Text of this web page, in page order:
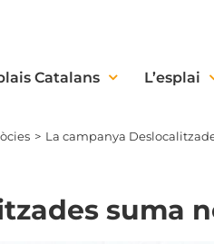
Catalans L’esplai
La campanya
suma